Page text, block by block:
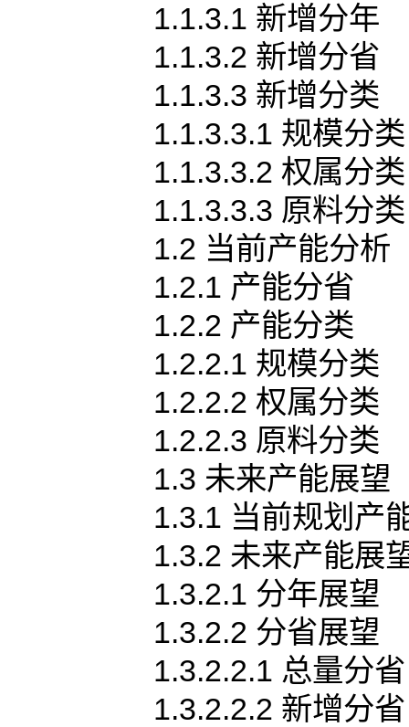
1.1.3.1 新增分年
1.1.3.2 新增分省
1.1.3.3 新增分类
1.1.3.3.1 规模分类
1.1.3.3.2 权属分类
1.1.3.3.3 原料分类
1.2 当前产能分析
1.2.1 产能分省
1.2.2 产能分类
1.2.2.1 规模分类
1.2.2.2 权属分类
1.2.2.3 原料分类
1.3 未来产能展望
1.3.1 当前规划产
1.3.2 未来产能展
1.3.2.1 分年展望
1.3.2.2 分省展望
1.3.2.2.1 总量分省
1.3.2.2.2 新增分省